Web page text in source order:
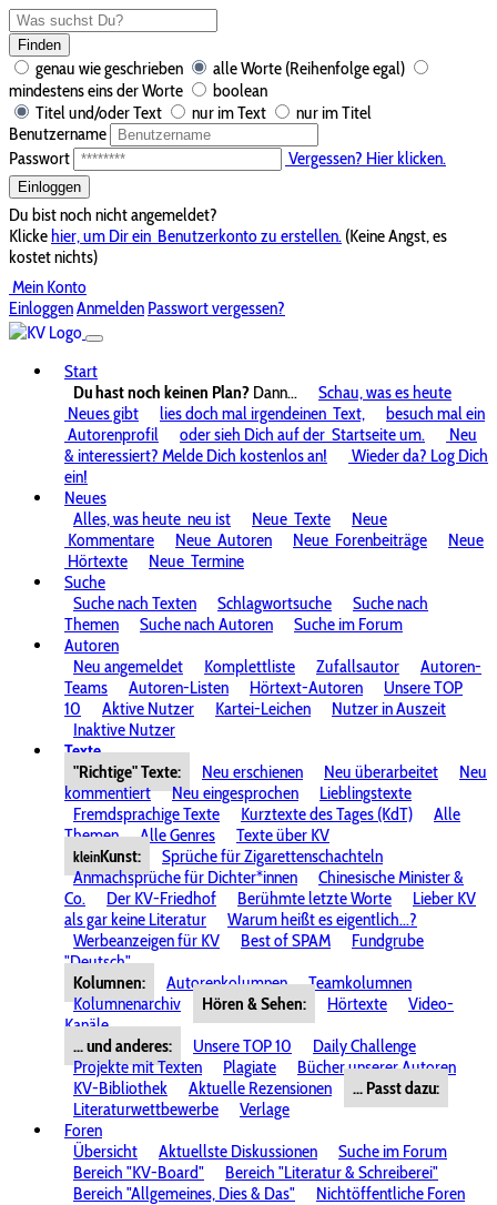
Finden
genau wie geschrieben
alle Worte (Reihenfolge egal)
mindestens eins der Worte
boolean
Titel und/oder Text
nur im Text
nur im Titel
Benutzername
Passwort
Vergessen? Hier klicken.
Einloggen
Du bist noch nicht angemeldet?
Klickehier, um Dir ein Benutzerkonto zu erstellen. (Keine Angst, es
kostet nichts)
Mein Konto
EinloggenAnmelden Passwort vergessen?
Start
Du hast noch keinen Plan? Dann...
Schau, was es heute
Neues gibt
lies doch mal irgendeinen Text,
besuch mal ein
Autorenprofil
oder sieh Dich auf der Startseite um.
Neu
& interessiert? Melde Dich kostenlos an!
Wieder da? Log Dich
ein!
Neues
Alles, was heute neu ist Neue Texte
Neue
Kommentare
Neue Autoren Neue Forenbeiträge
Neue
Hörtexte
Neue Termine
Suche
Suche nach Texten
Schlagwortsuche
Suche nach
Themen
Suche nach Autoren
Suche im Forum
Autoren
Neu angemeldet
Komplettliste Zufallsautor
Autoren-
Teams
Autoren-Listen Hörtext-Autoren
Unsere TOP
10
Aktive Nutzer Kartei-Leichen
Nutzer in Auszeit
Inaktive Nutzer
Texte
"Richtige" Texte:
Neu erschienen Neu überarbeitet
Neu
kommentiert
Neu eingesprochen
Lieblingstexte
Fremdsprachige Texte
Kurztexte des Tages (KdT)
Alle
Themen
Alle Genres Texte über KV
kleinKunst:
Sprüche für Zigarettenschachteln
Anmachsprüche für Dichter*innen
Chinesische Minister &
Co.
Der KV-Friedhof Berühmte letzte Worte
Lieber KV
als gar keine Literatur
Warum heißt es eigentlich...?
Werbeanzeigen für KV
Best of SPAM
Fundgrube
"Deutsch"
Kolumnen:
Autorenkolumnen
Teamkolumnen
Kolumnenarchiv
Hören & Sehen: Hörtexte
Video-
Kanäle
... und anderes:
Unsere TOP 10
Daily Challenge
Projekte mit Texten
Plagiate
Bücher unserer Autoren
KV-Bibliothek
Aktuelle Rezensionen
... Passt dazu:
Literaturwettbewerbe
Verlage
Foren
Übersicht
Aktuellste Diskussionen
Suche im Forum
Bereich "KV-Board"
Bereich "Literatur & Schreiberei"
Bereich "Allgemeines, Dies & Das"
Nichtöffentliche Foren